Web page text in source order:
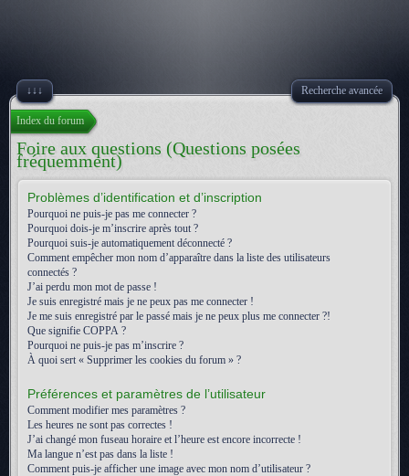
↓↓↓ Recherche avancée
Index du forum
Foire aux questions (Questions posées
fréquemment)
Problèmes d’identification et d’inscription
Pourquoi ne puis-je pas me connecter ?
Pourquoi dois-je m’inscrire après tout ?
Pourquoi suis-je automatiquement déconnecté ?
Comment empêcher mon nom d’apparaître dans la liste des utilisateurs
connectés ?
J’ai perdu mon mot de passe !
Je suis enregistré mais je ne peux pas me connecter !
Je me suis enregistré par le passé mais je ne peux plus me connecter ?!
Que signifie COPPA ?
Pourquoi ne puis-je pas m’inscrire ?
À quoi sert « Supprimer les cookies du forum » ?
Préférences et paramètres de l’utilisateur
Comment modifier mes paramètres ?
Les heures ne sont pas correctes !
J’ai changé mon fuseau horaire et l’heure est encore incorrecte !
Ma langue n’est pas dans la liste !
Comment puis-je afficher une image avec mon nom d’utilisateur ?